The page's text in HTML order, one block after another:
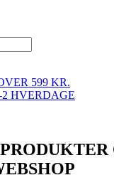
599 KR.
HVERDAGE